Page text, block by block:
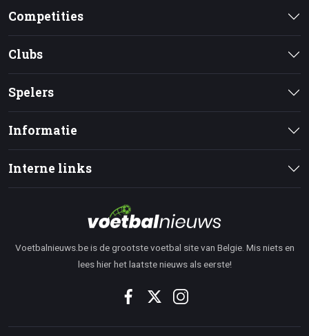
Competities
Clubs
Spelers
Informatie
Interne links
Voetbalnieuws.be is de grootste voetbal site van Belgie. Mis niets en
lees hier het laatste nieuws als eerste!